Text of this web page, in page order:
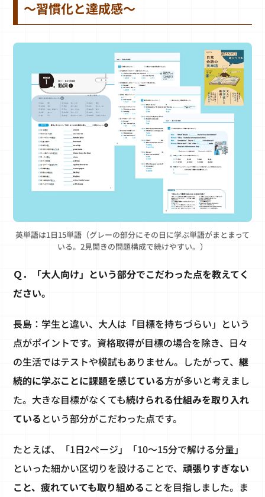
～習慣化と達成感～
英単語は1日15単語（グレーの部分にその日に学ぶ単語がまとまって
いる。2見開きの問題構成で続けやすい。）
Ｑ．「大人向け」という部分でこだわった点を教えてく
ださい。
長島：学生と違い、大人は「目標を持ちづらい」という
点がポイントです。資格取得が目標の場合を除き、日々
の生活ではテストや模試もありません。したがって、継
続的に学ぶことに課題を感じている方が多いと考えまし
た。大きな目標がなくても続けられる仕組みを取り入れ
ている という部分がこだわった点です。
たとえば、「1日2ページ」「10～15分で解ける分量」
といった細かい区切りを設けることで、頑張りすぎない
こと、疲れていても取り組めることを目指しました。ま